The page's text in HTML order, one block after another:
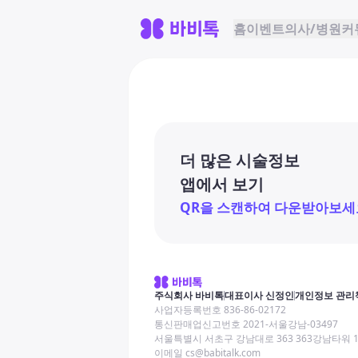
홈이벤트의사/병원커
더 많은 시술정보
앱에서 보기
QR을 스캔하여 다운받아보세
주식회사 바비톡대표이사 신정인개인정보 관리
사업자등록번호 836-86-02172
통신판매업신고번호 2021-서울강남-03497
서울특별시 서초구 강남대로 363 363강남타워
이메일 cs@babitalk.com